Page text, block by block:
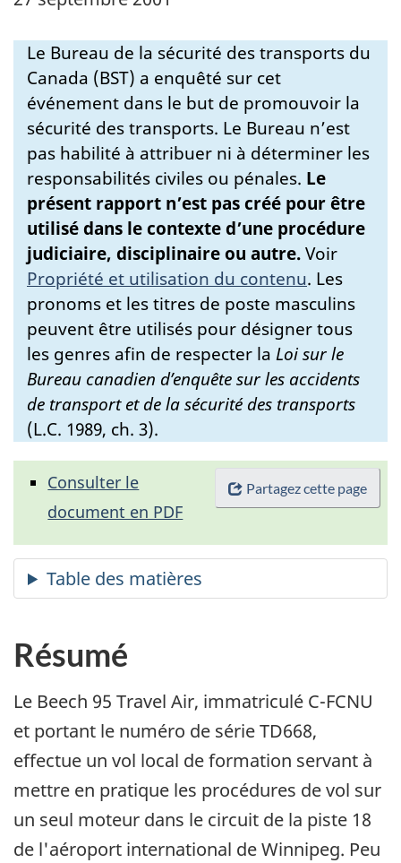
Le Bureau de la sécurité des transports du
Canada (BST) a enquêté sur cet
événement dans le but de promouvoir la
sécurité des transports. Le Bureau n’est
pas habilité à attribuer ni à déterminer les
responsabilités civiles ou pénales. Le
présent rapport n’est pas créé pour être
utilisé dans le contexte d’une procédure
judiciaire, disciplinaire ou autre.Voir
Propriété et utilisation du contenu. Les
pronoms et les titres de poste masculins
peuvent être utilisés pour désigner tous
les genres afin de respecter la Loi sur le
Bureau canadien d’enquête sur les accidents
de transport et de la sécurité des transports
(L.C. 1989, ch. 3).
Partagez cette page
Consulter le
document en PDF
Résumé
Le Beech 95 Travel Air, immatriculé C-FCNU
et portant le numéro de série TD668,
effectue un vol local de formation servant à
mettre en pratique les procédures de vol sur
un seul moteur dans le circuit de la piste 18
de l'aéroport international de Winnipeg. Peu